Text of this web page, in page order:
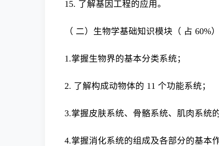
15. 了解基因工程的应用。
（ 二）生物学基础知识模块（ 占 60%）
1.掌握生物界的基本分类系统；
2. 了解构成动物体的 11 个功能系统；
3.掌握皮肤系统、骨骼系统、肌肉系统
4.掌握消化系统的组成及各部分的基本作